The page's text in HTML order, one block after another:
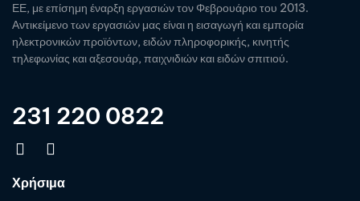
ΕΕ, με επίσημη έναρξη εργασιών τον Φεβρουάριο του 2013.
Αντικείμενο των εργασιών μας είναι η εισαγωγή και εμπορία
ηλεκτρονικών προϊόντων, ειδών πληροφορικής, κινητής
τηλεφωνίας και αξεσουάρ, παιχνιδιών και ειδών σπιτιού.
231 220 0822
Χρήσιμα